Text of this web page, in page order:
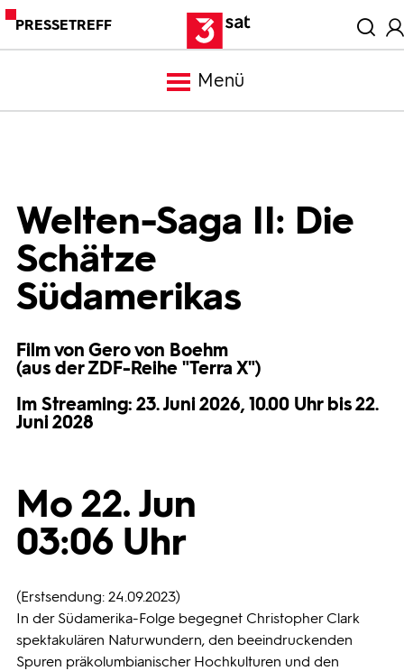
PRESSETREFF
Menü
Bilder
3sat
Welten-Saga II: Die
Schätze
Südamerikas
Film von Gero von Boehm
(aus der ZDF-Reihe "Terra X")
Im Streaming: 23. Juni 2026, 10.00 Uhr bis 22.
Juni 2028
Mo 22. Jun
03:06 Uhr
(Erstsendung: 24.09.2023)
In der Südamerika-Folge begegnet Christopher Clark
spektakulären Naturwundern, den beeindruckenden
Spuren präkolumbianischer Hochkulturen und den